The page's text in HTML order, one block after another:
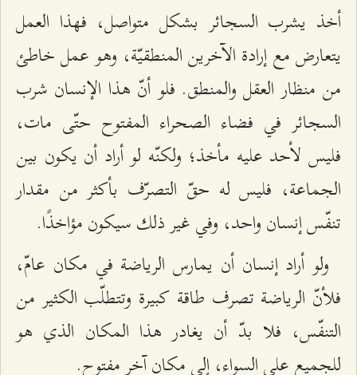
أخذ يشرب السجائر بشکل متواصل، فهذا العمل
يتعارض مع إرادة الآخرين المنطقيّة، وهو عمل خاطئ
من منظار العقل والمنطق. فلو أنّ هذا الإنسان شرب
السجائر في فضاء الصحراء المفتوح حتّى مات،
فليس لأحد عليه مأخذ؛ ولكنّه لو أراد أن يكون بين
الجماعة، فليس له حقّ التصرّف بأكثر من مقدار
تنفّس إنسان واحد، وفي غير ذلك سيكون مؤاخذًا.
ولو أراد إنسان أن يمارس الرياضة في مكان عامّ،
فلأنّ الرياضة تصرف طاقة كبيرة وتتطلّب الكثير من
التنفّس، فلا بدّ أن يغادر هذا المكان الذي هو
للجميع على السواء، إلى مكان آخر مفتوح.